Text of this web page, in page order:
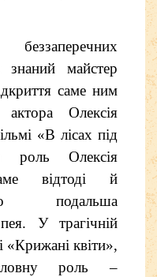
знаний майстер
саме ним
актора Олексія
«В лісах під
роль Олексія
відтоді й
подальша
У трагічній
«Крижані квіти»,
роль –